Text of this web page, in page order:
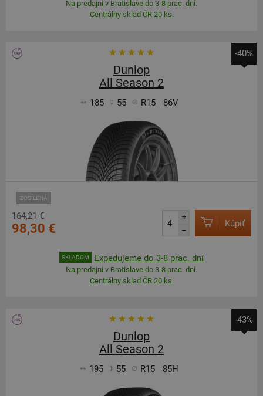
Na predajni v Bratislave do 3-8 prac. dní.
Centrálny sklad ČR 20 ks.
-40%
Dunlop
All Season 2
185 55 R15 86V
ZOSÍLENÁ
164,21 €
98,30 €
+
–
Kúpiť
SKLADOM Expedujeme do 3-8 prac. dní
Na predajni v Bratislave do 3-8 prac. dní.
Centrálny sklad ČR 20 ks.
-43%
Dunlop
All Season 2
195 55 R15 85H